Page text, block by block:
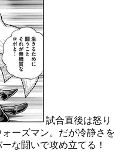
試合直後は怒り
ーズマン。だが冷静さを
な闘いで攻め立てる！